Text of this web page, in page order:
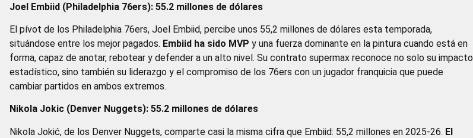
Joel Embiid (Philadelphia 76ers): 55.2 millones de dólares
El pívot de los Philadelphia 76ers, Joel Embiid, percibe unos 55,2 millones de dólares esta temporada,
situándose entre los mejor pagados. Embiid ha sido MVP y una fuerza dominante en la pintura cuando está en
forma, capaz de anotar, rebotear y defender a un alto nivel. Su contrato supermax reconoce no solo su impacto
estadístico, sino también su liderazgo y el compromiso de los 76ers con un jugador franquicia que puede
cambiar partidos en ambos extremos.
Nikola Jokic (Denver Nuggets): 55.2 millones de dólares
Nikola Jokić, de los Denver Nuggets, comparte casi la misma cifra que Embiid: 55,2 millones en 2025-26. El